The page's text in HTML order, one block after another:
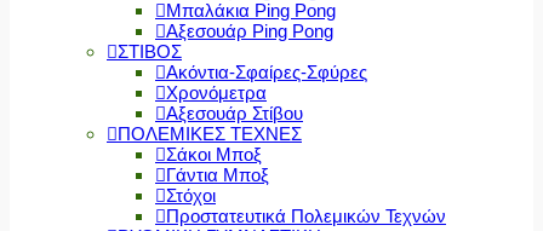
Μπαλάκια Ping Pong
Αξεσουάρ Ping Pong
ΣΤΙΒΟΣ
Ακόντια-Σφαίρες-Σφύρες
Χρονόμετρα
Αξεσουάρ Στίβου
ΠΟΛΕΜΙΚΕΣ ΤΕΧΝΕΣ
Σάκοι Μποξ
Γάντια Μποξ
Στόχοι
Προστατευτικά Πολεμικών Τεχνών